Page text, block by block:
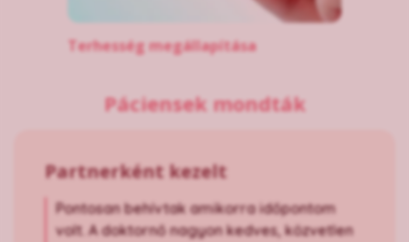
Terhesség megállapítása
Páciensek mondták
Partnerként kezelt
Pontosan behívtak amikorra időpontom
volt. A doktornő nagyon kedves, közvetlen